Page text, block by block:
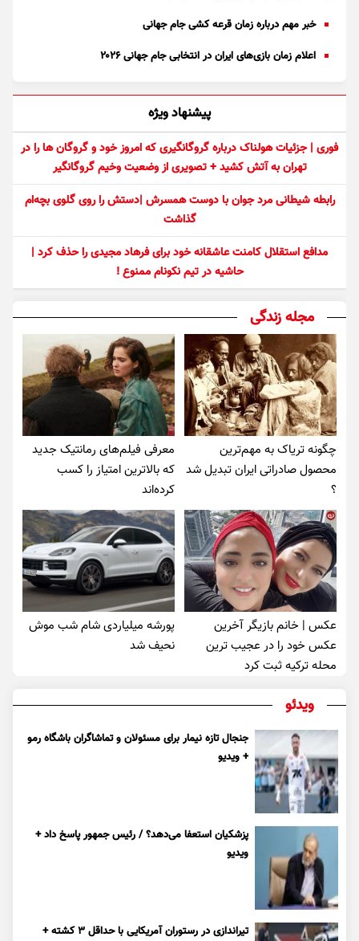
خبر مهم درباره زمان قرعه کشی جام جهانی
اعلام زمان‌ بازی‌های ایران در انتخابی جام جهانی ۲۰۲۶
پیشنهاد ویژه
فوری | جزئیات هولناک درباره گروگانگیری که امروز خود و گروگان ها را در
تهران به آتش کشید + تصویری از وضعیت وخیم گروگانگیر
رابطه شیطانی مرد جوان با دوست همسرش |دستش را روی گلوی بچه‌ام
گذاشت
مدافع استقلال کامنت عاشقانه خود برای فرهاد مجیدی را حذف کرد |
حاشیه در تیم نکونام ممنوع !
مجله زندگی
چگونه تریاک به مهم‌ترین
محصول صادراتی ایران تبدیل شد
؟
معرفی فیلم‌های رمانتیک جدید
که بالاترین امتیاز را کسب
کرده‌اند
عکس | خانم بازیگر آخرین
عکس خود را در عجیب ترین
محله ترکیه ثبت کرد
پورشه میلیاردی شام شب موش‌
نحیف شد
ویدئو
جنجال تازه نیمار برای مسئولان و تماشاگران باشگاه رمو
+ ویدیو
پزشکیان استعفا می‌دهد؟ / رئیس جمهور پاسخ داد +
ویدیو
تیراندازی در رستوران آمریکایی با حداقل ۳ کشته +